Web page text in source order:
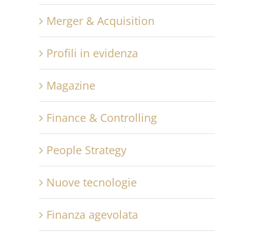
Merger & Acquisition
Profili in evidenza
Magazine
Finance & Controlling
People Strategy
Nuove tecnologie
Finanza agevolata